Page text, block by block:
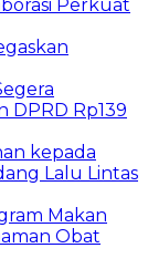
Perkuat
DPRD Rp139
kepada
Lalu Lintas
Makan
Obat